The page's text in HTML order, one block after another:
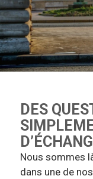
DES
Nous sommes
dans une de nos